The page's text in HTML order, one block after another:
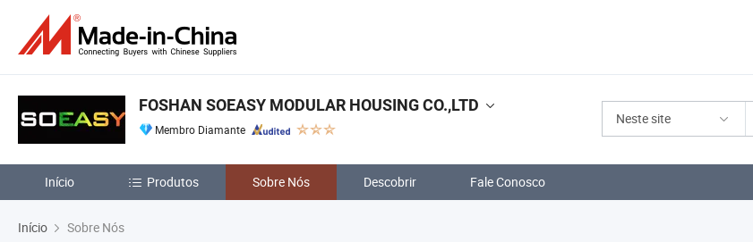
Neste site
FOSHAN SOEASY MODULAR HOUSING CO.,LTD
Membro Diamante
Início Produtos Sobre Nós Descobrir Fale Conosco
Início Sobre Nós